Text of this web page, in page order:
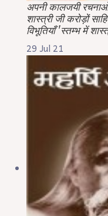
अपनी कालजयी
शास्त्री जी करोड़ों
विभूतियाँ 'स्तम्भ में
29 Jul 21